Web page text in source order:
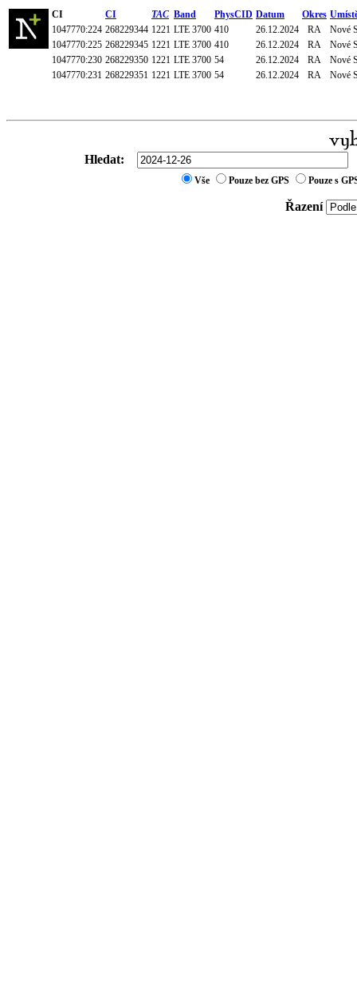
CI CI TAC Band PhysCID Datum Okres
1047770:224 268229344 1221 LTE 3700 410 26.12.2024 RA
Nové
1047770:225 268229345 1221 LTE 3700 410 26.12.2024 RA
Nové
1047770:230 268229350 1221 LTE 3700 54 26.12.2024 RA
Nové
1047770:231 268229351 1221 LTE 3700 54 26.12.2024 RA Nové
Hledat:
Vše Pouze bez GPS Pouze s
Řazení